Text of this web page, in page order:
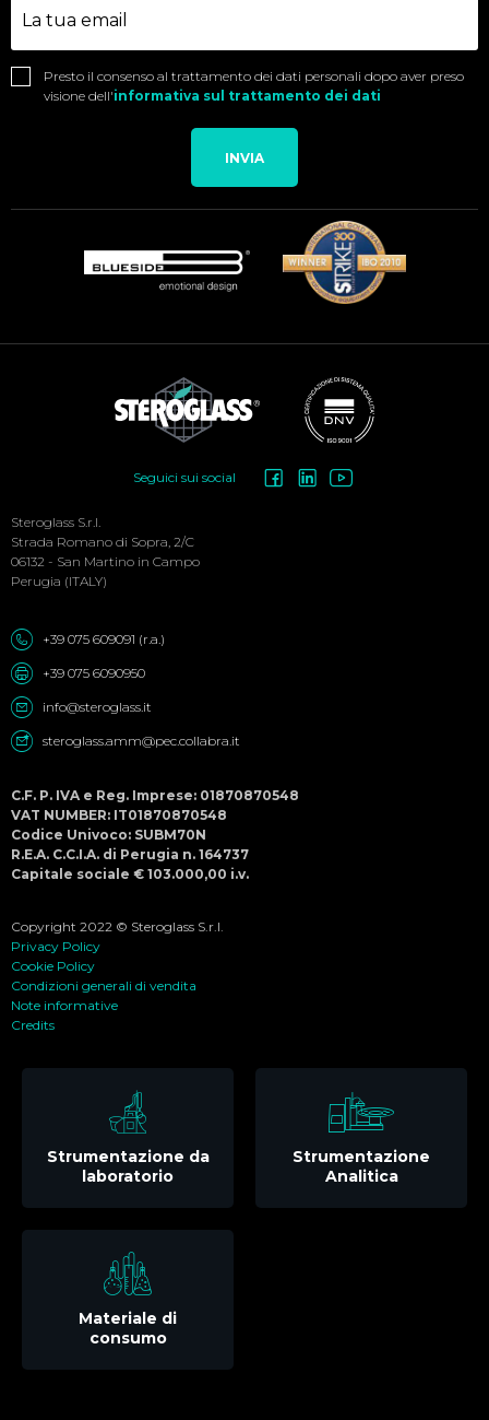
Presto il consenso al trattamento dei dati personali dopo aver preso
visione dell'informativa sul trattamento dei dati
INVIA
Menu
Seguici sui social
Steroglass S.r.l.
Strada Romano di Sopra, 2/C
06132 - San Martino in Campo
Perugia (ITALY)
+39 075 609091 (r.a.)
+39 075 6090950
info@steroglass.it
steroglass.amm@pec.collabra.it
C.F. P. IVA e Reg. Imprese: 01870870548
VAT NUMBER: IT01870870548
Codice Univoco: SUBM70N
R.E.A. C.C.I.A. di Perugia n. 164737
Capitale sociale € 103.000,00 i.v.
Copyright 2022 © Steroglass S.r.l.
Privacy Policy
Cookie Policy
Condizioni generali di vendita
Note informative
Credits
Strumentazione da
laboratorio
Strumentazione
Analitica
Materiale di
consumo